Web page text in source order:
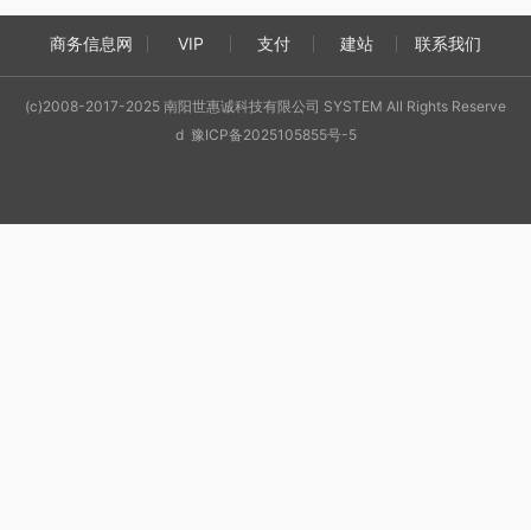
商务信息网 VIP 支付 建站 联系我们
(c)2008-2017-2025 南阳世惠诚科技有限公司 SYSTEM All Rights Reserve
d 豫ICP备2025105855号-5